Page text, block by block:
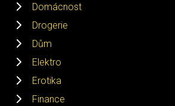
Domácnost
Drogerie
Dům
Elektro
Erotika
Finance